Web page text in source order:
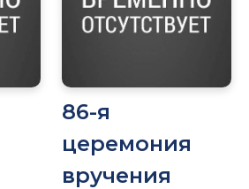
86-я
церемония
вручения